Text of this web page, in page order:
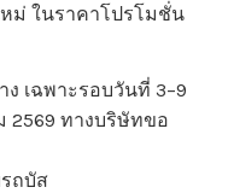
ม่ ในราคาโปรโมชั่น
เฉพาะรอบวันที่ 3–9
2569 ทางบริษัทขอ
ถบัส